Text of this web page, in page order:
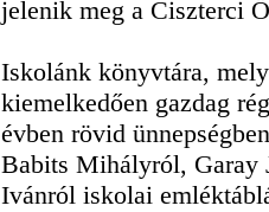
jelenik meg a Ciszterci
Iskolánk könyvtára,
kiemelkedően gazdag
évben rövid
Babits Mihályról, Garay
Ivánról iskolai